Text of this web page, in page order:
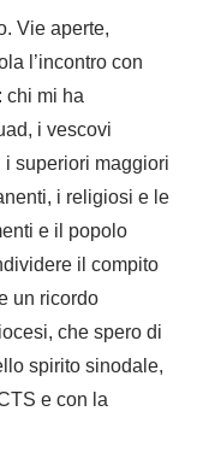
Vie aperte,
l’incontro con
mi ha
i vescovi
superiori maggiori
i religiosi e le
e il popolo
il compito
un ricordo
che spero di
spirito sinodale,
e con la